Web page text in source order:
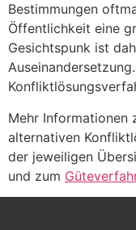
Bestimmungen
Öffentlichkeit eine
Gesichtspunk ist
Mehr Informationen
alternativen
der jeweiligen
und zum